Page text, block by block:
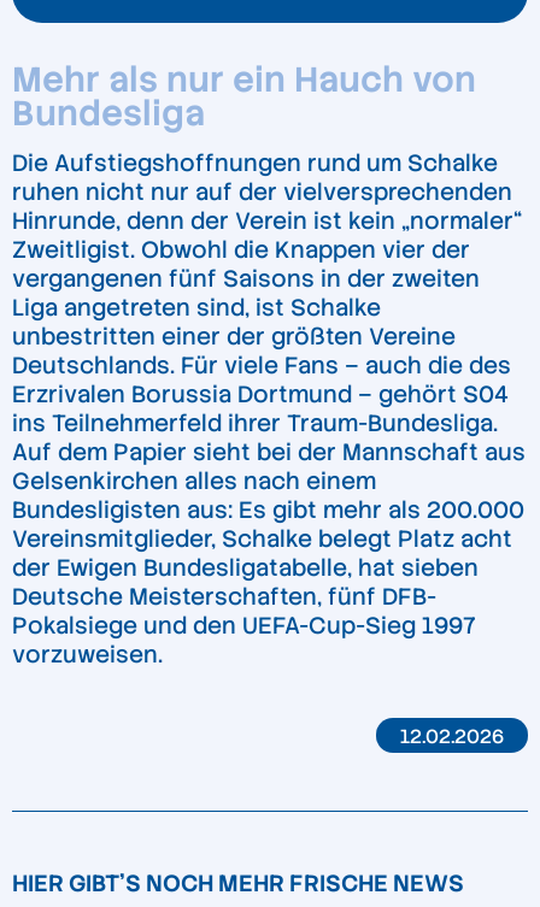
Mehr als nur ein Hauch von
Bundesliga
Die Aufstiegshoffnungen rund um Schalke
ruhen nicht nur auf der vielversprechenden
Hinrunde, denn der Verein ist kein „normaler“
Zweitligist. Obwohl die Knappen vier der
vergangenen fünf Saisons in der zweiten
Liga angetreten sind, ist Schalke
unbestritten einer der größten Vereine
Deutschlands. Für viele Fans – auch die des
Erzrivalen Borussia Dortmund – gehört S04
ins Teilnehmerfeld ihrer Traum-Bundesliga.
Auf dem Papier sieht bei der Mannschaft aus
Gelsenkirchen alles nach einem
Bundesligisten aus: Es gibt mehr als 200.000
Vereinsmitglieder, Schalke belegt Platz acht
der Ewigen Bundesligatabelle, hat sieben
Deutsche Meisterschaften, fünf DFB-
Pokalsiege und den UEFA-Cup-Sieg 1997
vorzuweisen.
12.02.2026
HIER GIBT'S NOCH MEHR FRISCHE NEWS